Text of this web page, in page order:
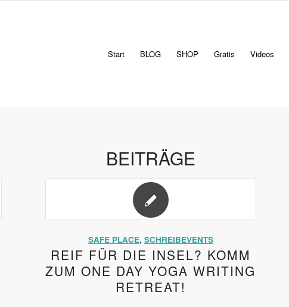
Start BLOG SHOP Gratis Videos
BEITRÄGE
SAFE PLACE, SCHREIBEVENTS
REIF FÜR DIE INSEL? KOMM
ZUM ONE DAY YOGA WRITING
RETREAT!